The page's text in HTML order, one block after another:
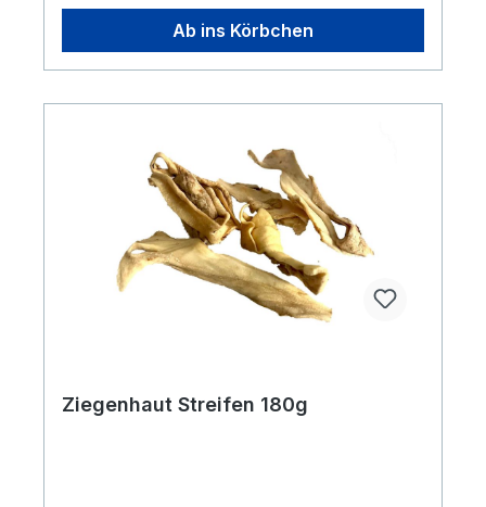
Warum ist Apfelrohfaser in den Minis enthalten?
Apfelrohfaser wird in sehr geringer Menge
eingesetzt, um die Struktur der Minis beim
1,5% Apfelrohfaser, 0,5% Meersalz, allergenfrei
Analytische Bestandteile: Rohprotein:
51,1% Rohfett: 31,4%Rohfaser: 4,4%Rohasche:
6,1% Feuchtigkeit: 6,4%
Ab ins Körbchen
Ziegenhaut Streifen 180g